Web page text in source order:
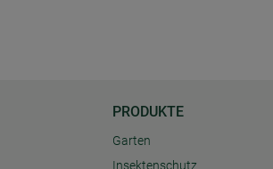
PRODUKTE
Garten